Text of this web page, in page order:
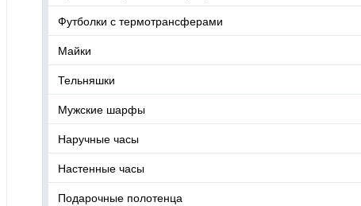
Футболки с термотрансферами
Майки
Тельняшки
Мужские шарфы
Наручные часы
Настенные часы
Подарочные полотенца